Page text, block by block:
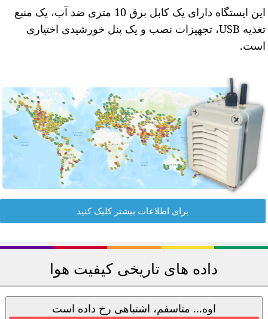
این ایستگاه دارای یک کابل برق 10 متری ضد آب، یک منبع
تغذیه USB، تجهیزات نصب و یک پنل خورشیدی اختیاری
است.
برای اطلاعات بیشتر کلیک کنید
داده های تاریخی کیفیت هوا
اوه... متاسفم، اشتباهی رخ داده است